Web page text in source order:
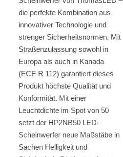
die perfekte Kombination aus
innovativer Technologie und
strenger Sicherheitsnormen. Mit
Straßenzulassung sowohl in
Europa als auch in Kanada
(ECE R 112) garantiert dieses
Produkt höchste Qualität und
Konformität. Mit einer
Leuchtdichte im Spot von 50
setzt der HP2NB50 LED-
Scheinwerfer neue Maßstäbe in
Sachen Helligkeit und